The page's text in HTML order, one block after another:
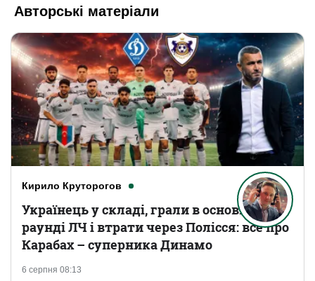
Авторські матеріали
Кирило Круторогов
6 серпня 08:13
Українець у складі, грали в основному
раунді ЛЧ і втрати через Полісся: все про
Карабах – суперника Динамо